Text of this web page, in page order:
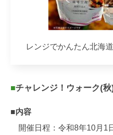
レンジでかんたん北海
■チャレンジ！ウォーク(秋
■内容
開催日程：令和8年10月1